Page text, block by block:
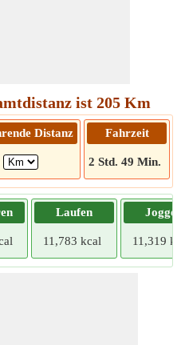
ist 205 Km
Distanz Fahrzeit
2 Std. 49 Min.
Laufen
11,783 kcal
Joggen
11,319